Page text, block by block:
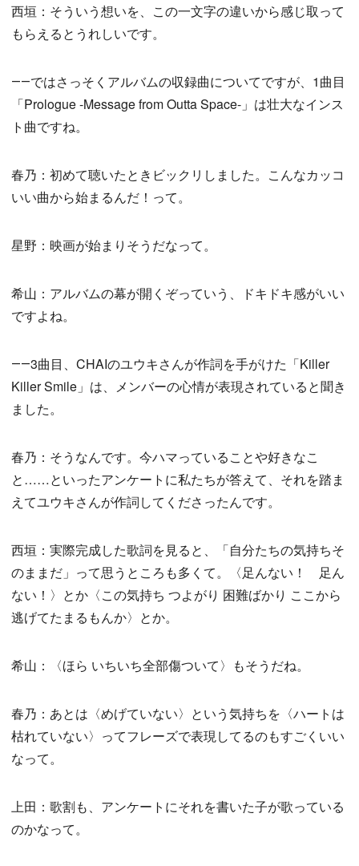
西垣：そういう想いを、この一文字の違いから感じ取って
もらえるとうれしいです。
――ではさっそくアルバムの収録曲についてですが、1曲目
「Prologue -Message from Outta Space-」は壮大なインス
ト曲ですね。
春乃：初めて聴いたときビックリしました。こんなカッコ
いい曲から始まるんだ！って。
星野：映画が始まりそうだなって。
希山：アルバムの幕が開くぞっていう、ドキドキ感がいい
ですよね。
――3曲目、CHAIのユウキさんが作詞を手がけた「Killer
Killer Smile」は、メンバーの心情が表現されていると聞き
ました。
春乃：そうなんです。今ハマっていることや好きなこ
と……といったアンケートに私たちが答えて、それを踏ま
えてユウキさんが作詞してくださったんです。
西垣：実際完成した歌詞を見ると、「自分たちの気持ちそ
のままだ」って思うところも多くて。〈足んない！ 足ん
ない！〉とか〈この気持ち つよがり 困難ばかり ここから
逃げてたまるもんか〉とか。
希山：〈ほら いちいち全部傷ついて〉もそうだね。
春乃：あとは〈めげていない〉という気持ちを〈ハートは
枯れていない〉ってフレーズで表現してるのもすごくいい
なって。
上田：歌割も、アンケートにそれを書いた子が歌っている
のかなって。